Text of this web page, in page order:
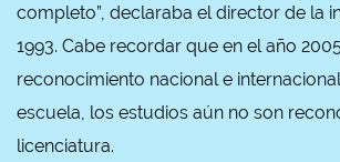
completo”, declaraba el director de la
1993. Cabe recordar que en el año
reconocimiento nacional e
escuela, los estudios aún no son
licenciatura.